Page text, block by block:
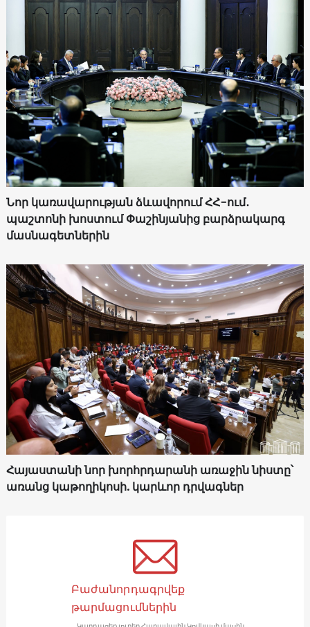
Նոր կառավարության ձևավորում ՀՀ-ում․
պաշտոնի խոստում Փաշինյանից բարձրակարգ
մասնագետներին
Հայաստանի նոր խորհրդարանի առաջին նիստը՝
առանց կաթողիկոսի. կարևոր դրվագներ
Բաժանորդագրվեք
թարմացումներին